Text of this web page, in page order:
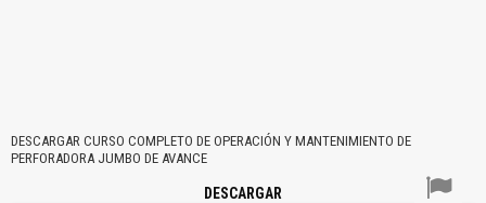
DESCARGAR CURSO COMPLETO DE OPERACIÓN Y MANTENIMIENTO DE
PERFORADORA JUMBO DE AVANCE
DESCARGAR